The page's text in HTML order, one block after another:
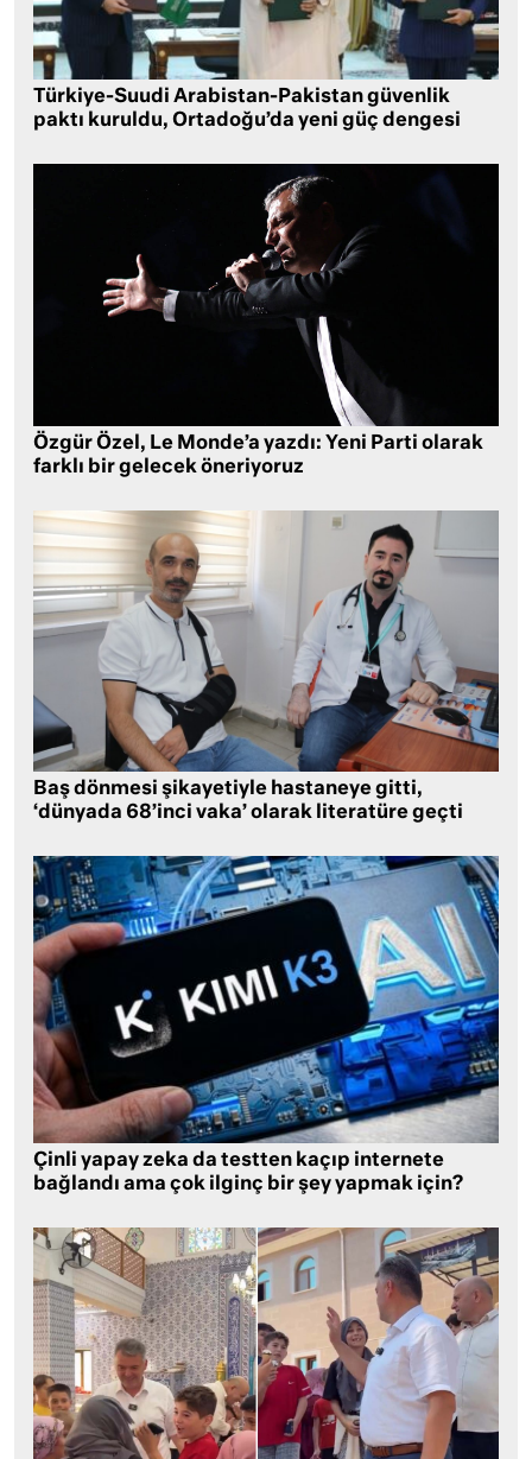
Türkiye-Suudi Arabistan-Pakistan güvenlik
paktı kuruldu, Ortadoğu’da yeni güç dengesi
Özgür Özel, Le Monde’a yazdı: Yeni Parti olarak
farklı bir gelecek öneriyoruz
Baş dönmesi şikayetiyle hastaneye gitti,
‘dünyada 68’inci vaka’ olarak literatüre geçti
Çinli yapay zeka da testten kaçıp internete
bağlandı ama çok ilginç bir şey yapmak için?